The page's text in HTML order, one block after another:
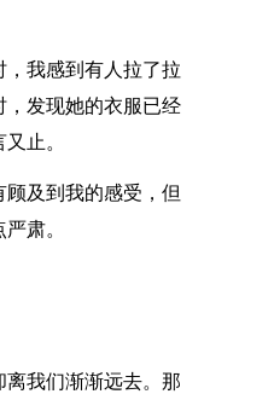
我感到有人拉了拉
，发现她的衣服已经
止。
及到我的感受，但
肃。
我们渐渐远去。那